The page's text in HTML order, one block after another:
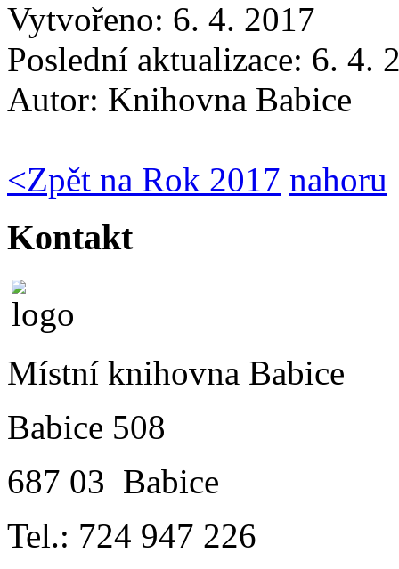
Vytvořeno: 6. 4. 2017
Poslední aktualizace: 6. 4.
Autor: Knihovna Babice
<Zpět na Rok 2017 nahoru
Kontakt
Místní knihovna Babice
Babice 508
687 03 Babice
Tel.: 724 947 226